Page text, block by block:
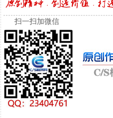
扫一扫加微信